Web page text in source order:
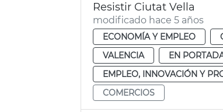
Resistir Ciutat Vella
modificado hace 5 años
ECONOMÍA Y EMPLEO
VALENCIA
EN
EMPLEO, INNOVACIÓN Y
COMERCIOS